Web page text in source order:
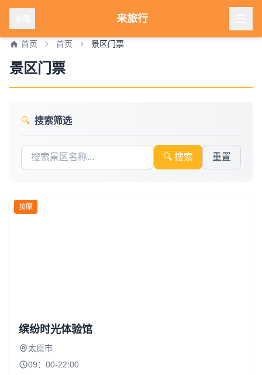
来旅行
首页 首页 景区门票
景区门票
🔍 搜索筛选
🔍 搜索 重置
按摩
缤纷时光体验馆
太原市
09：00-22:00